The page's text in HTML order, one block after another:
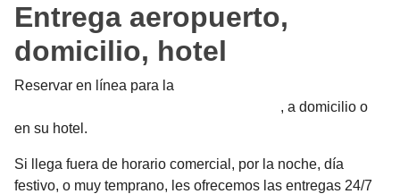
Entrega aeropuerto,
domicilio, hotel
Reservar en línea para la
, a domicilio o
en su hotel.
Si llega fuera de horario comercial, por la noche, día
festivo, o muy temprano, les ofrecemos las entregas 24/7